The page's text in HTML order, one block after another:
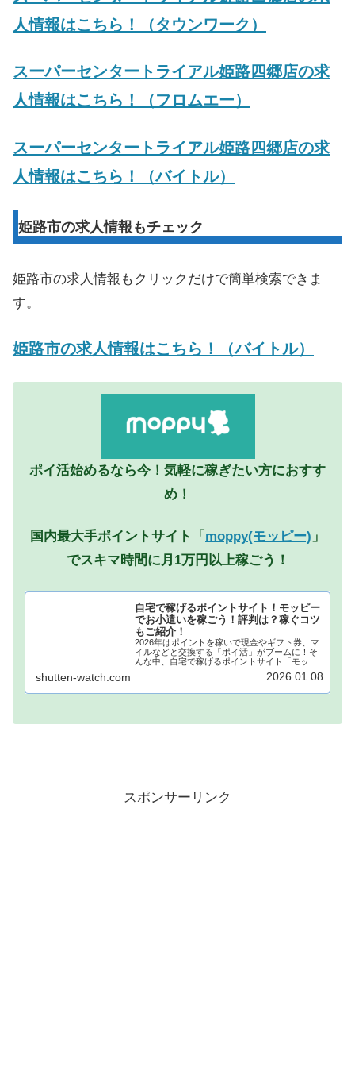
人情報はこちら！（タウンワーク）
スーパーセンタートライアル姫路四郷店の求
人情報はこちら！（フロムエー）
スーパーセンタートライアル姫路四郷店の求
人情報はこちら！（バイトル）
姫路市の求人情報もチェック
姫路市の求人情報もクリックだけで簡単検索できま
す。
姫路市の求人情報はこちら！（バイトル）
ポイ活始めるなら今！気軽に稼ぎたい方におすす
め！
国内最大手ポイントサイト「 moppy(モッピー) 」
でスキマ時間に月1万円以上稼ごう！
自宅で稼げるポイントサイト！モッピー
でお小遣いを稼ごう！評判は？稼ぐコツ
もご紹介！
2026年はポイントを稼いで現金やギフト券、マ
イルなどと交換する「ポイ活」がブームに！そ
んな中、自宅で稼げるポイントサイト「モッピ
ー」が注目されています！モッピーに登録し、
自宅でポイントを稼げば、あなたも月1万円稼ぐ
shutten-watch.com 2026.01.08
スポンサーリンク